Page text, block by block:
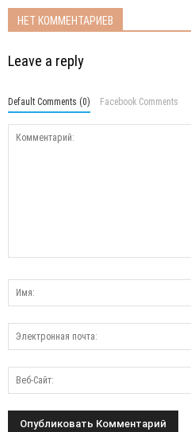
НЕТ КОММЕНТАРИЕВ
Leave a reply
Default Comments (0) Facebook Comments